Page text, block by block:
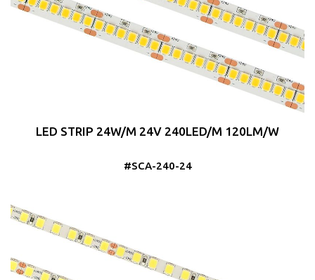
LED STRIP 24W/M 24V 240LED/M 120LM/W
#SCA-240-24